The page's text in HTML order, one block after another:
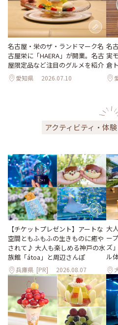
名古屋・栄のザ・ランドマーク名
古屋栄に「HAERA」が開業。名古
屋限定品など注目のグルメを紹介
愛知県 2026.07.10
名
実
倉
アクティビティ・体験
【チケットプレゼント】アートな
空間ともふもふの生きものに癒や
されて♪ 大人も楽しめる神戸の水
族館「átoa」と周辺さんぽ
兵庫県 [PR] 2026.08.07
大
ー
ズ
ル